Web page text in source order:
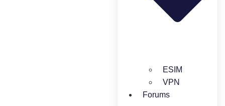
ESIM
VPN
Forums